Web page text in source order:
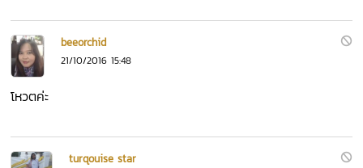
beeorchid
21/10/2016 15:48
โหวตค่ะ
turqouise star